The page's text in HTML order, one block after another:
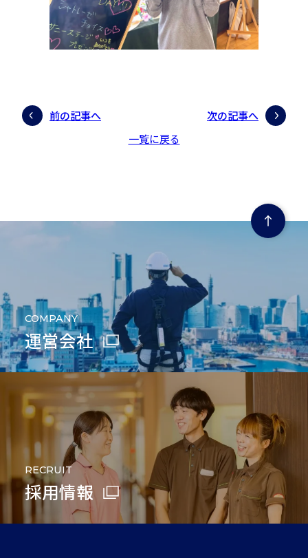
前の記事へ
一覧に戻る
次の記事へ
ページの先頭にもどる
COMPANY
運営会社
RECRUIT
採用情報